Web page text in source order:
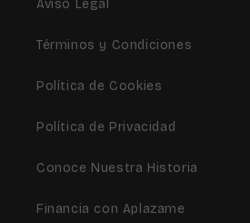
Aviso Legal
Términos y Condiciones
Política de Cookies
Política de Privacidad
Conoce Nuestra Historia
Financia con Aplazame